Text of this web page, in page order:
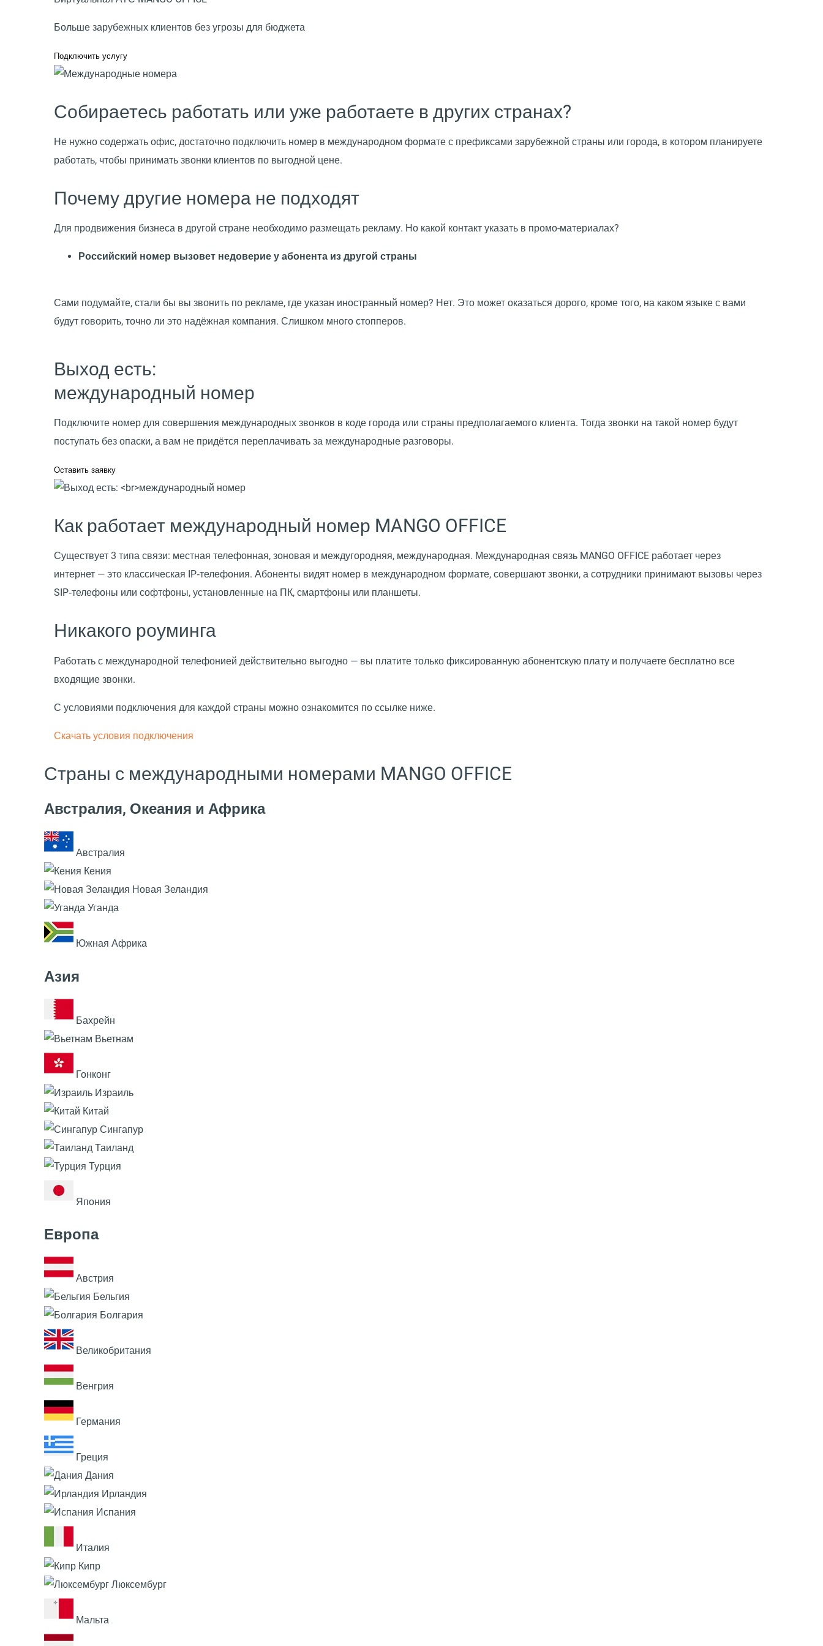
Больше зарубежных клиентов без угрозы для бюджета
Подключить услугу
Собираетесь работать или уже работаете в других странах?
Не нужно содержать офис, достаточно подключить номер в международном формате с префиксами зарубежной страны или города, в котором планируете
работать, чтобы принимать звонки клиентов по выгодной цене.
Почему другие номера не подходят
Для продвижения бизнеса в другой стране необходимо размещать рекламу. Но какой контакт указать в промо-материалах?
Российский номер вызовет недоверие у абонента из другой страны
Сами подумайте, стали бы вы звонить по рекламе, где указан иностранный номер? Нет. Это может оказаться дорого, кроме того, на каком языке с вами
будут говорить, точно ли это надёжная компания. Слишком много стопперов.
Выход есть:
международный номер
Подключите номер для совершения международных звонков в коде города или страны предполагаемого клиента. Тогда звонки на такой номер будут
поступать без опаски, а вам не придётся переплачивать за международные разговоры.
Оставить заявку
Как работает международный номер MANGO OFFICE
Существует 3 типа связи: местная телефонная, зоновая и междугородняя, международная. Международная связь MANGO OFFICE работает через
интернет — это классическая IP‑телефония. Абоненты видят номер в международном формате, совершают звонки, а сотрудники принимают вызовы через
SIP‑телефоны или софтфоны, установленные на ПК, смартфоны или планшеты.
Никакого роуминга
Работать с международной телефонией действительно выгодно — вы платите только фиксированную абонентскую плату и получаете бесплатно все
входящие звонки.
С условиями подключения для каждой страны можно ознакомится по ссылке ниже.
Скачать условия подключения
Страны с международными номерами MANGO OFFICE
Австралия, Океания и Африка
Австралия
Кения
Новая Зеландия
Уганда
Южная Африка
Азия
Бахрейн
Вьетнам
Гонконг
Израиль
Китай
Сингапур
Таиланд
Турция
Япония
Европа
Австрия
Бельгия
Болгария
Великобритания
Венгрия
Германия
Греция
Дания
Ирландия
Испания
Италия
Кипр
Люксембург
Мальта